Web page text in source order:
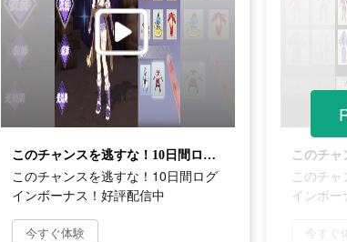
このチャンスを逃すな！10日間ログインボーナス！好評配信中
このチャンスを逃すな！10日間ログ
インボーナス！好評配信中
今すぐ体験
このチ
インボ
今すぐ